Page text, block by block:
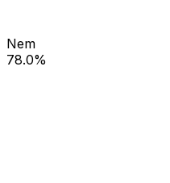
Nem
78.0%